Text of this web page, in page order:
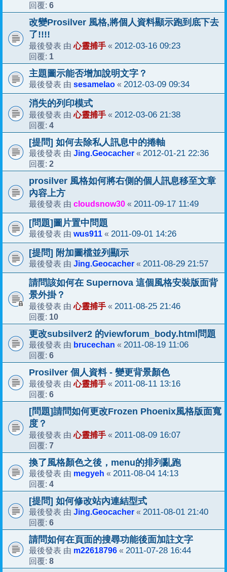
回覆: 6
改變Prosilver 風格,將個人資料顯示跑到底下去
了!!!!
最後發表 由心靈捕手 « 2012-03-16 09:23
回覆: 1
主題圖示能否增加說明文字？
最後發表 由 sesamelao « 2012-03-09 09:34
消失的列印模式
最後發表 由心靈捕手 « 2012-03-06 21:38
回覆: 4
[提問] 如何去除私人訊息中的捲軸
最後發表 由 Jing.Geocacher « 2012-01-21 22:36
回覆: 2
prosilver 風格如何將右側的個人訊息移至文章
內容上方
最後發表 由 cloudsnow30 « 2011-09-17 11:49
[問題]圖片置中問題
最後發表 由 wus911 « 2011-09-01 14:26
[提問] 附加圖檔並列顯示
最後發表 由 Jing.Geocacher « 2011-08-29 21:57
請問該如何在 Supernova 這個風格安裝版面背
景外掛？
最後發表 由心靈捕手 « 2011-08-25 21:46
回覆: 10
更改subsilver2 的viewforum_body.html問題
最後發表 由 brucechan « 2011-08-19 11:06
回覆: 6
Prosilver 個人資料 - 變更背景顏色
最後發表 由心靈捕手 « 2011-08-11 13:16
回覆: 6
[問題]請問如何更改Frozen Phoenix風格版面寬
度？
最後發表 由心靈捕手 « 2011-08-09 16:07
回覆: 7
換了風格顏色之後，menu的排列亂跑
最後發表 由 megyeh « 2011-08-04 14:13
回覆: 4
[提問] 如何修改站內連結型式
最後發表 由 Jing.Geocacher « 2011-08-01 21:40
回覆: 6
請問如何在頁面的搜尋功能後面加註文字
最後發表 由 m22618796 « 2011-07-28 16:44
回覆: 8